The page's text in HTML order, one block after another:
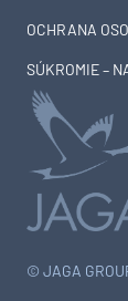
© JAGA
OCHRANA
SÚKROMIE –